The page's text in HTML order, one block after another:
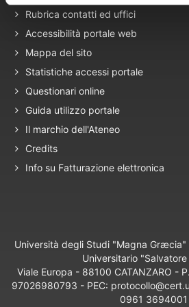
Rubrica contatti ed uffici
Accessibilità portale web
Mappa del sito
Statistiche accessi portale
Questionari online
Guida utilizzo portale
Il marchio dell'Ateneo
Credits
Info su Fatturazione elettronica
Università degli Studi "Magna
Universitario "Salvatore
Viale Europa - 88100 CATANZARO -
97026980793 - PEC:
0961 3694001